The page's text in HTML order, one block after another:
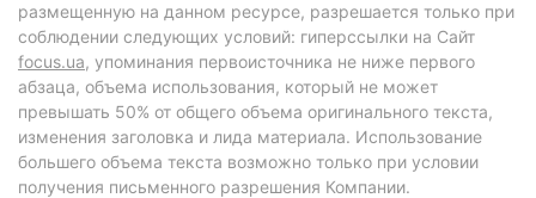
размещенную на данном ресурсе, разрешается только при
соблюдении следующих условий: гиперссылки на Сайт
focus.ua, упоминания первоисточника не ниже первого
абзаца, объема использования, который не может
превышать 50% от общего объема оригинального текста,
изменения заголовка и лида материала. Использование
большего объема текста возможно только при условии
получения письменного разрешения Компании.